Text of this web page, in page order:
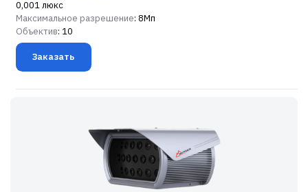
0,001 люкс
Максимальное разрешение: 8Мп
Объектив: 10
Заказать